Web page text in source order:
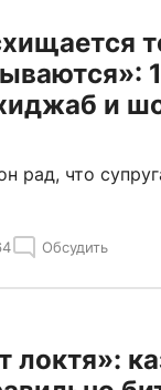
и
рад, что
Обсудить
локтя»: